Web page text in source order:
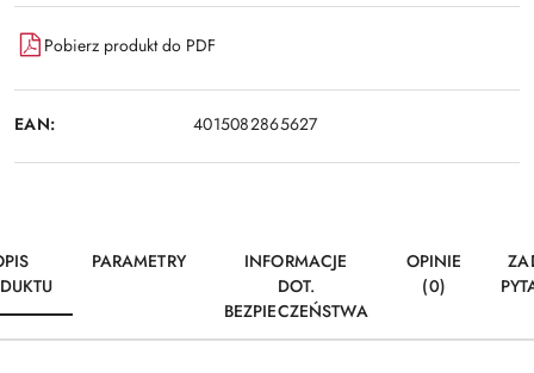
Pobierz produkt do PDF
EAN: 4015082865627
PARAMETRY
INFORMACJE
DOT.
BEZPIECZEŃSTWA
OPINIE
(0)